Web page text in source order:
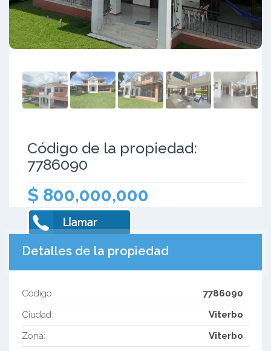
Código de la propiedad:
7786090
$ 800,000,000
Detalles de la propiedad
Código:
7786090
Ciudad:
Viterbo
Zona:
Viterbo